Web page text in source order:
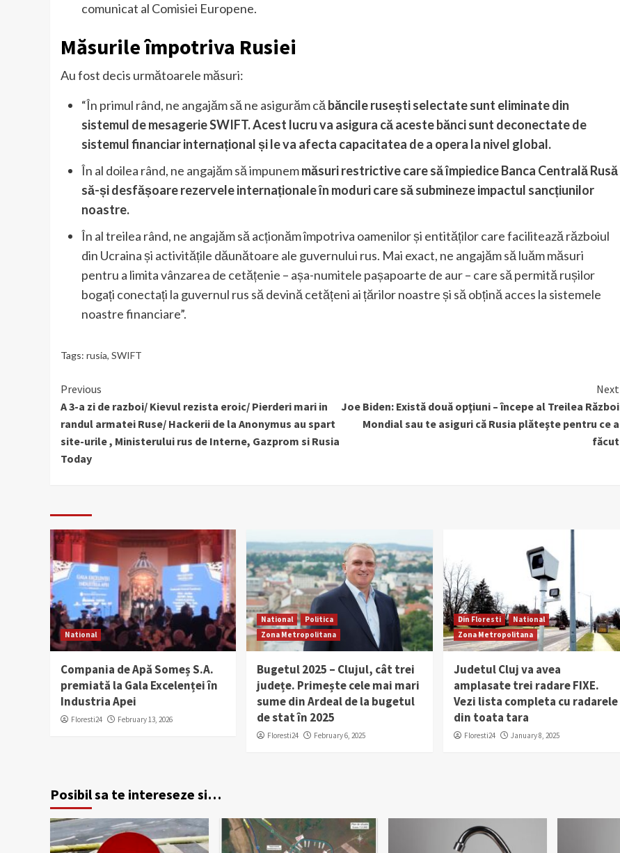
comunicat al Comisiei Europene.
Măsurile împotriva Rusiei
Au fost decis următoarele măsuri:
“În primul rând, ne angajăm să ne asigurăm că băncile rusești selectate sunt eliminate din
sistemul de mesagerie SWIFT. Acest lucru va asigura că aceste bănci sunt deconectate de
sistemul financiar internațional și le va afecta capacitatea de a opera la nivel global.
În al doilea rând, ne angajăm să impunemmăsuri restrictive care să împiedice Banca Centrală Rusă
să-și desfășoare rezervele internaționale în moduri care să submineze impactul sancțiunilor
noastre.
În al treilea rând, ne angajăm să acționăm împotriva oamenilor și entităților care facilitează războiul
din Ucraina și activitățile dăunătoare ale guvernului rus. Mai exact, ne angajăm să luăm măsuri
pentru a limita vânzarea de cetățenie – așa-numitele pașapoarte de aur – care să permită rușilor
bogați conectați la guvernul rus să devină cetățeni ai țărilor noastre și să obțină acces la sistemele
noastre financiare”.
Tags: rusia, SWIFT
Continue
Reading
Previous
A 3-a zi de razboi/ Kievul rezista eroic/ Pierderi mari in
randul armatei Ruse/ Hackerii de la Anonymus au spart
site-urile , Ministerului rus de Interne, Gazprom si Rusia
Today
Next
Joe Biden: Există două opţiuni – începe al Treilea Război
Mondial sau te asiguri că Rusia plăteşte pentru ce a
făcut
National
Compania de Apă Someș S.A.
premiată la Gala Excelenței în
Industria Apei
Floresti24 February 13, 2026
National
Politica
Zona Metropolitana
Bugetul 2025 – Clujul, cât trei
județe. Primește cele mai mari
sume din Ardeal de la bugetul
de stat în 2025
Floresti24 February 6, 2025
Din Floresti
National
Zona Metropolitana
Judetul Cluj va avea
amplasate trei radare FIXE.
Vezi lista completa cu radarele
din toata tara
Floresti24 January 8, 2025
Posibil sa te intereseze si…